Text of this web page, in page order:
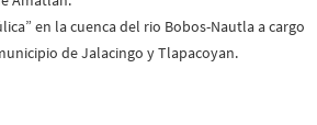
en la cuenca del rio Bobos-Nautla a cargo
de Jalacingo y Tlapacoyan.